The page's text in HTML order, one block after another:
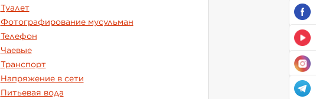
Туалет
Фотографирование мусульман
Телефон
Чаевые
Транспорт
Напряжение в сети
Питьевая вода